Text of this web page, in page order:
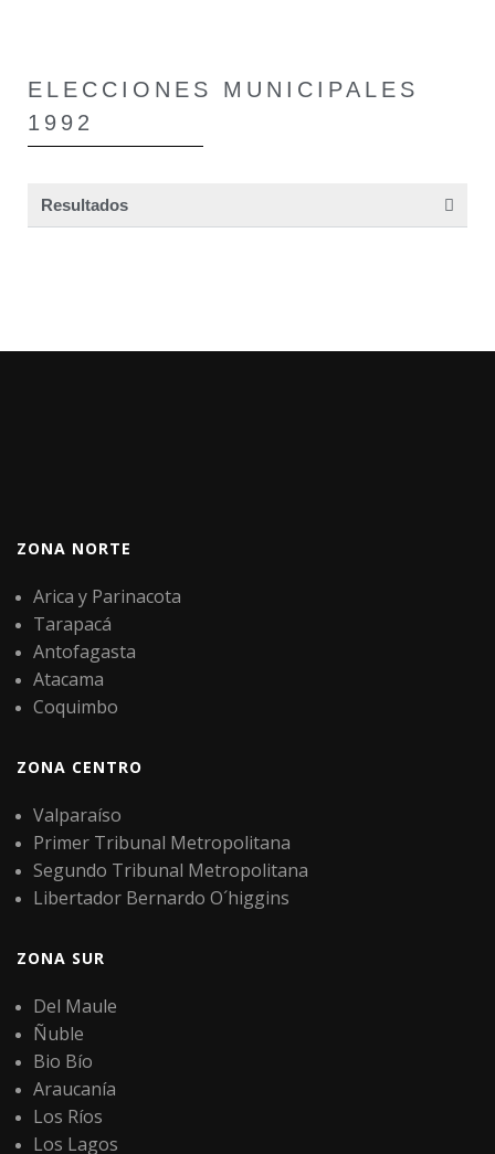
ELECCIONES MUNICIPALES
1992
Resultados
ZONA NORTE
Arica y Parinacota
Tarapacá
Antofagasta
Atacama
Coquimbo
ZONA CENTRO
Valparaíso
Primer Tribunal Metropolitana
Segundo Tribunal Metropolitana
Libertador Bernardo O´higgins
ZONA SUR
Del Maule
Ñuble
Bio Bío
Araucanía
Los Ríos
Los Lagos